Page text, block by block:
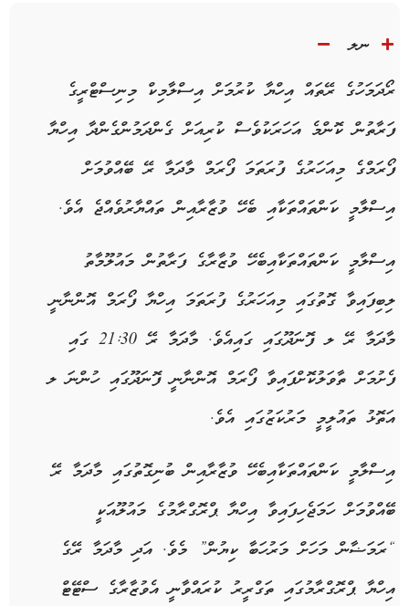
ނލ
ރޯދަމަހުގެ ރޭތައް އިހްޔާ ކުރުމަށް އިސްލާމިކް މިނިސްޓްރީގެ
ފަރާތުން ކޮންމެ އަހަރަކުވެސް ކުރިއަށް ގެންދަމުންގެންދާ އިހްޔާ
ފޯރަމްގެ މިއަހަރުގެ ފުރަތަމަ ފޯރަމް މާދަމާ ރޭ ބޭއްވުމަށް
އިސްލާމީ ކަންތައްތަކާއި ބެހޭ ވުޒާރާއިން ތައްޔާރުވެއްޖެ އެވެ.
އިސްލާމީ ކަންތައްތަކާއިބެހޭ ވުޒާރާގެ ފަރާތުން މައުލޫމާތު
ލިބިފައިވާ ގޮތުގައި މިއަހަރުގެ ފުރަތަމަ އިހްޔާ ފޯރަމް އޮންނާނީ
މާދަމާ ރޭ ލ ފޮނަދޫގައި ގައިއެވެ. މާދަމާ ރޭ 21:30 ގައި
ފެށުމަށް ތާވަލުކޮށްފައިވާ ފޯރަމް އޮންނާނީ ފޮނަދޫގައި ހުންނަ ލ
އަތޮޅު ތައުލީމީ މަރުކަޒުގައި އެވެ.
އިސްލާމީ ކަންތައްތަކާއިބެހޭ ވުޒާރާއިން ބުނިގޮތުގައި މާދަމާ ރޭ
ބޭއްވުމަށް ހަމަޖެހިފައިވާ އިހްޔާ ޕްރޮގްރާމުގެ މައުލޫއަކީ
“ރަމަޟާން މަހަށް މަރުހަބާ ކިޔުން” މެވެ. އަދި މާދަމާ ރޭގެ
އިހްޔާ ޕްރޮގްރާމުގައި ތަގްރީރު ކުރައްވާނީ އެވުޒާރާގެ ސްޓޭޓް